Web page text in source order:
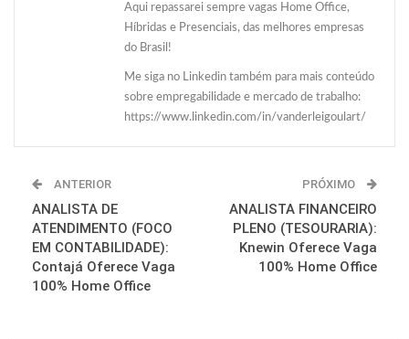
Aqui repassarei sempre vagas Home Office,
Híbridas e Presenciais, das melhores empresas
do Brasil!
Me siga no Linkedin também para mais conteúdo
sobre empregabilidade e mercado de trabalho:
https://www.linkedin.com/in/vanderleigoulart/
ANTERIOR
ANALISTA DE
ATENDIMENTO (FOCO
EM CONTABILIDADE):
Contajá Oferece Vaga
100% Home Office
PRÓXIMO
ANALISTA FINANCEIRO
PLENO (TESOURARIA):
Knewin Oferece Vaga
100% Home Office